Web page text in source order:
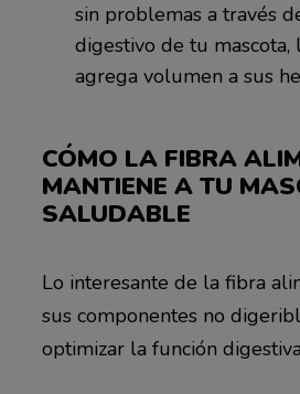
sin problemas a través
digestivo de tu mascota,
agrega volumen a sus
CÓMO LA FIBRA
MANTIENE A TU
SALUDABLE
Lo interesante de la fibra
sus componentes no
optimizar la función